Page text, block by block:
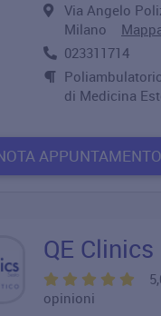
Via Angelo
Milano
023311714
di Medicina
APPUNTAMENTO
QE Clinics
opinioni